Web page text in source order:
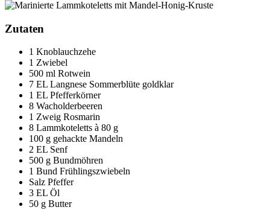
Zutaten
1 Knoblauchzehe
1 Zwiebel
500 ml Rotwein
7 EL Langnese Sommerblüte goldklar
1 EL Pfefferkörner
8 Wacholderbeeren
1 Zweig Rosmarin
8 Lammkoteletts à 80 g
100 g gehackte Mandeln
2 EL Senf
500 g Bundmöhren
1 Bund Frühlingszwiebeln
Salz Pfeffer
3 EL Öl
50 g Butter